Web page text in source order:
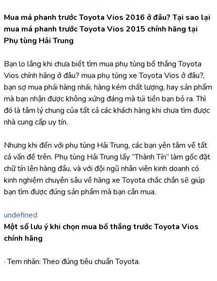
Mua má phanh trước Toyota Vios 2016 ở đâu? Tại sao lại
mua má phanh trước Toyota Vios 2015 chính hãng tại
Phụ tùng Hải Trung
Bạn lo lắng khi chưa biết tìm mua phụ tùng bố thắng Toyota
Vios chính hãng ở đâu? mua phụ tùng xe Toyota Vios ở đâu?,
bạn sợ mua phải hàng nhái, hàng kém chất lượng, hay sản phẩm
mà bạn nhận được không xứng đáng mà túi tiền bạn bỏ ra. Thì
đó là tâm lý chung của tất cả các khách hàng khi chưa tìm được
nhà cung cấp uy tín.
Nhưng khi đến với phụ tùng Hải Trung, các bạn yên tâm về tất
cả vấn đề trên. Phụ tùng Hải Trung lấy “Thành Tín” làm gốc đặt
chữ tín lên hàng đầu, và với đội ngũ nhân viên kinh doanh có
kinh nghiệm chuyên sâu về hãng xe Toyota chắc chắn sẽ giúp
bạn tìm được đúng sản phẩm mà bạn cần mua.
undefined
Một số lưu ý khi chọn mua bố thắng trước Toyota Vios
chính hãng
· Tem nhãn: Theo đúng tiêu chuẩn Toyota.